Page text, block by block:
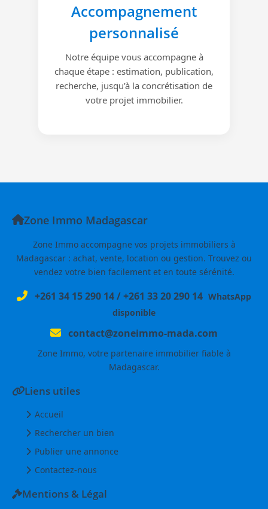
Accompagnement
personnalisé
Notre équipe vous accompagne à
chaque étape : estimation, publication,
recherche, jusqu’à la concrétisation de
votre projet immobilier.
Zone Immo Madagascar
Zone Immo accompagne vos projets immobiliers à
Madagascar : achat, vente, location ou gestion. Trouvez ou
vendez votre bien facilement et en toute sérénité.
+261 34 15 290 14/+261 33 20 290 14 WhatsApp
disponible
contact@zoneimmo-mada.com
Zone Immo, votre partenaire immobilier fiable à
Madagascar.
Liens utiles
Accueil
Rechercher un bien
Publier une annonce
Contactez-nous
Mentions & Légal